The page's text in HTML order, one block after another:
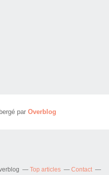
parOverblog
Top articles
Contact